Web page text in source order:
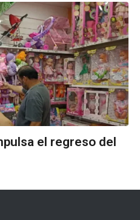
el regreso del